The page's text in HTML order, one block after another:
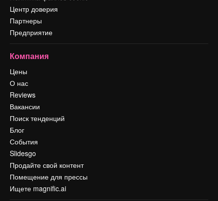
Центр доверия
Партнеры
Предприятие
Компания
Цены
О нас
Reviews
Вакансии
Поиск тенденций
Блог
События
Slidesgo
Продайте свой контент
Помещение для прессы
Ищете magnific.ai